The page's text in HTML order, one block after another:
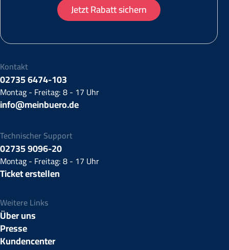
Jetzt Rabatt sichern
Kontakt
02735 6474-103
Montag - Freitag: 8 - 17 Uhr
info@meinbuero.de
Technischer Support
02735 9096-20
Montag - Freitag: 8 - 17 Uhr
Ticket erstellen
Weitere Links
Über uns
Presse
Kundencenter